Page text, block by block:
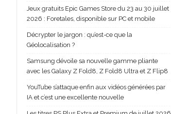
Jeux gratuits Epic Games Store du 23 au 30 juillet
2026 : Foretales, disponible sur PC et mobile
Décrypter le jargon : qu’est-ce que la
Géolocalisation ?
Samsung dévoile sa nouvelle gamme pliante
avec les Galaxy Z Fold8, Z Fold8 Ultra et Z Flip8
YouTube s’attaque enfin aux vidéos générées par
IA et c’est une excellente nouvelle